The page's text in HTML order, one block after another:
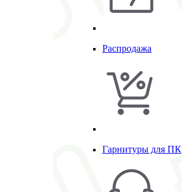
Распродажа
Гарнитуры для ПК